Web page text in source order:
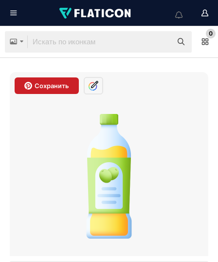
0
Сохранить